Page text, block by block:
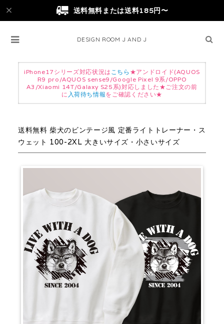
送料無料または送料185円〜
DESIGN ROOM J AND J
iPhone17シリーズ対応状況は こちら ★アンドロイド(AQUOS
R9 pro/AQUOS sense9/Google Pixel 9系/OPPO
A3/Xiaomi 14T/Galaxy S25系)対応しました★ご注文の前
に 入荷待ち情報をご確認ください★
送料無料 柴犬のビンテージ風 定番ライトトレーナー・ス
ウェット 100-2XL 大きいサイズ・小さいサイズ